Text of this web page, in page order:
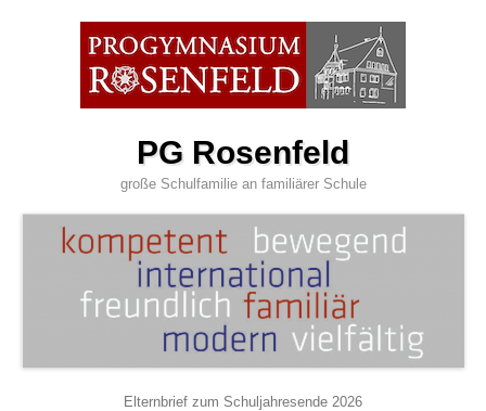
PG Rosenfeld
große Schulfamilie an familiärer Schule
Elternbrief zum Schuljahresende 2026